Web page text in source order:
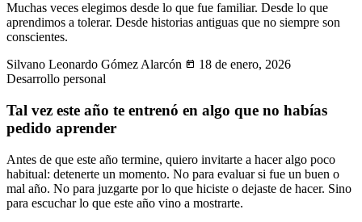
Muchas veces elegimos desde lo que fue familiar. Desde lo que
aprendimos a tolerar. Desde historias antiguas que no siempre son
conscientes.
Silvano Leonardo Gómez Alarcón today 18 de enero, 2026
Desarrollo personal
Tal vez este año te entrenó en algo que no habías
pedido aprender
Antes de que este año termine, quiero invitarte a hacer algo poco
habitual: detenerte un momento. No para evaluar si fue un buen o
mal año. No para juzgarte por lo que hiciste o dejaste de hacer. Sino
para escuchar lo que este año vino a mostrarte.